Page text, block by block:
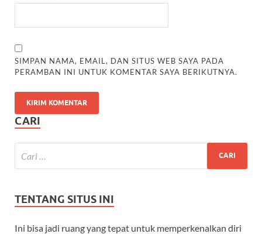
SIMPAN NAMA, EMAIL, DAN SITUS WEB SAYA PADA
PERAMBAN INI UNTUK KOMENTAR SAYA BERIKUTNYA.
CARI
TENTANG SITUS INI
Ini bisa jadi ruang yang tepat untuk memperkenalkan diri